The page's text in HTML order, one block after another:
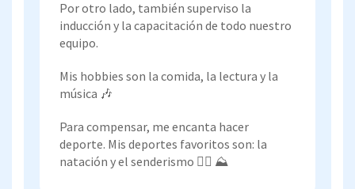
Por otro lado, también superviso la
inducción y la capacitación de todo nuestro
equipo.
Mis hobbies son la comida, la lectura y la
música 🎶
Para compensar, me encanta hacer
deporte. Mis deportes favoritos son: la
natación y el senderismo 🏊🏽 ⛰️